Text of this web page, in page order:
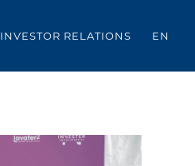
INVESTOR RELATIONS EN